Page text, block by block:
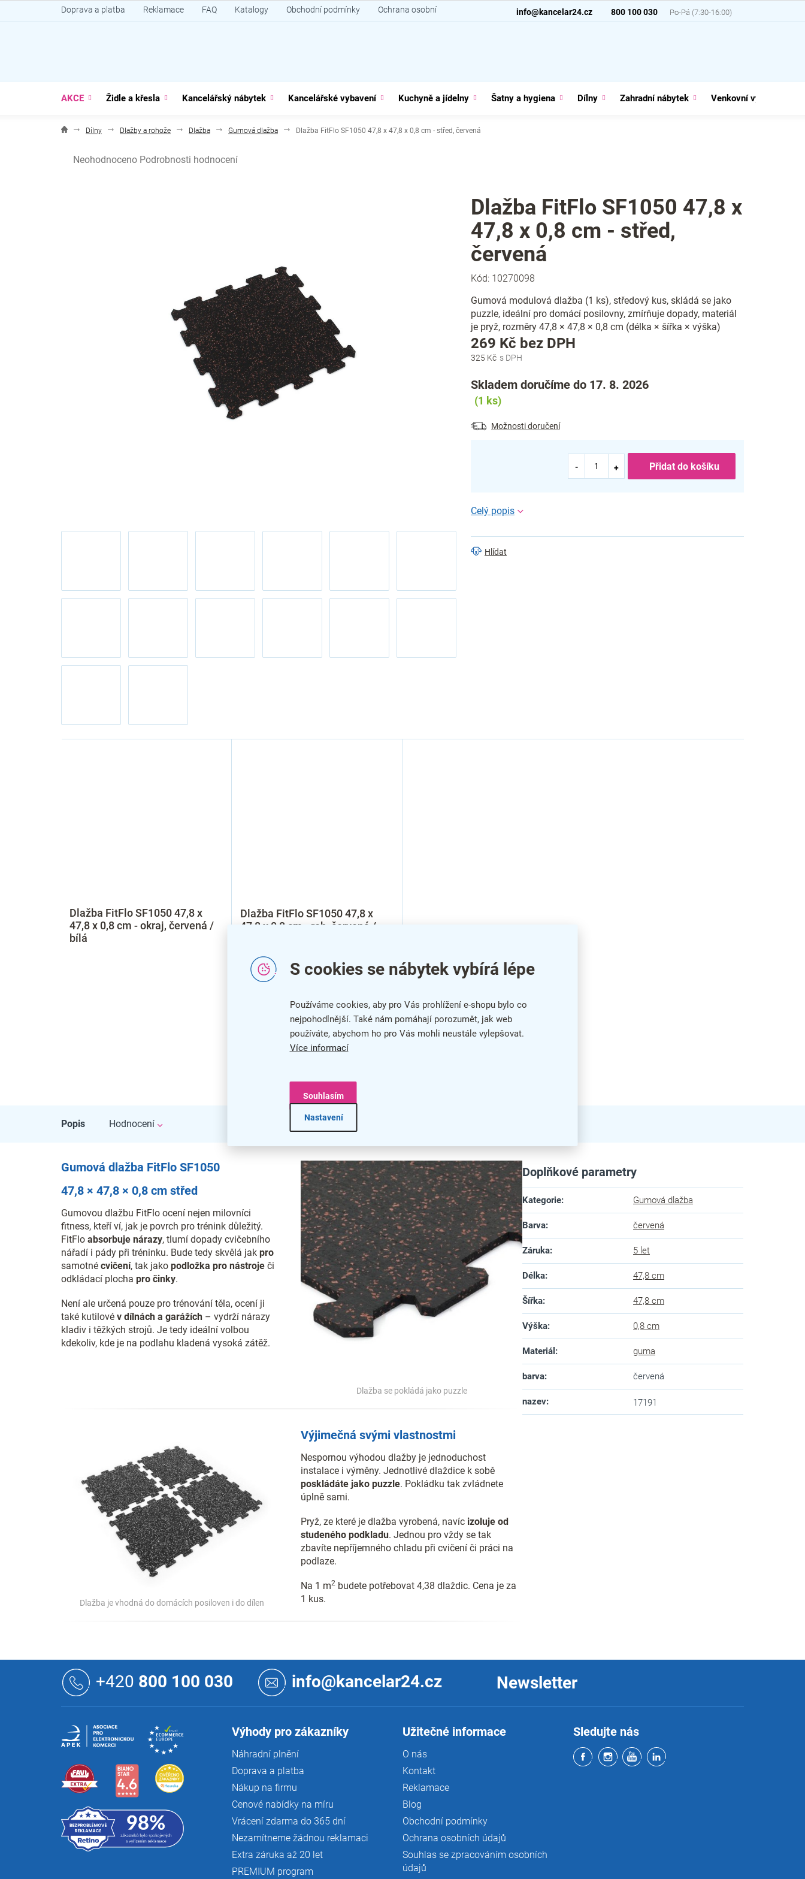
S cookies se nábytek vybírá lépe
Používáme cookies, aby pro Vás prohlížení e-shopu bylo co
nejpohodlnější. Také nám pomáhají porozumět, jak web
používáte, abychom ho pro Vás mohli neustále vylepšovat.
Více informací
Nastavení
Souhlasím
na
800 100 030
info@kancelar24.cz
Doprava a platba Reklamace FAQ Katalogy Obchodní podmínky Ochrana osobních údajů
AKCE Židle a křesla Kancelářský nábytek Kancelářské vybavení Kuchyně a jídelny Šatny a hygiena Dílny Zahradní nábytek Venkovní vybavení
Dílny Dlažby a rohože Dlažba Gumová dlažba Dlažba FitFlo SF1050 47,8 x 47,8 x 0,8 cm - střed, červená
hodnocení
Neohodnoceno Podrobnosti hodnocení
Dlažba FitFlo SF1050 47,8 x
47,8 x 0,8 cm - střed,
červená
Kód: 10270098
Gumová modulová dlažba (1 ks), středový kus, skládá se jako
puzzle, ideální pro domácí posilovny, zmírňuje dopady, materiál
je pryž, rozměry 47,8 × 47,8 × 0,8 cm (délka × šířka × výška)
325 Kč
269 Kč bez DPH
Skladem doručíme do 17. 8. 2026
(1 ks)
Možnosti doručení
Přidat do košíku
Hlídat
Dlažba FitFlo SF1050 47,8 x
47,8 x 0,8 cm - okraj, červená /
bílá
Dlažba FitFlo SF1050 47,8 x
47,8 x 0,8 cm - roh, červená /
Popis Hodnocení
Gumová dlažba FitFlo SF1050
47,8 × 47,8 × 0,8 cm střed
Gumovou dlažbu FitFlo ocení nejen milovníci
fitness, kteří ví, jak je povrch pro trénink důležitý.
FitFlo absorbuje nárazy, tlumí dopady cvičebního
nářadí i pády při tréninku. Bude tedy skvělá jak pro
samotné cvičení, tak jako podložka pro nástroje či
odkládací plocha pro činky.
Není ale určená pouze pro trénování těla, ocení ji
také kutilové v dílnách a garážích – vydrží nárazy
kladiv i těžkých strojů. Je tedy ideální volbou
kdekoliv, kde je na podlahu kladená vysoká zátěž.
Dlažba se pokládá jako puzzle
Dlažba je vhodná do domácích posiloven i do dílen
Výjimečná svými vlastnostmi
Nespornou výhodou dlažby je jednoduchost
instalace i výměny. Jednotlivé dlaždice k sobě
poskládáte jako puzzle. Pokládku tak zvládnete
úplně sami.
Pryž, ze které je dlažba vyrobená, navíc izoluje od
studeného podkladu. Jednou pro vždy se tak
zbavíte nepříjemného chladu při cvičení či práci na
podlaze.
Na 1 m2 budete potřebovat 4,38 dlaždic. Cena je za
1 kus.
Doplňkové parametry
Kategorie: Gumová dlažba
Barva: červená
Záruka: 5 let
Délka: 47,8 cm
Šířka: 47,8 cm
Výška: 0,8 cm
Materiál : guma
barva: červená
nazev: 17191
+420 800 100 030 info@kancelar24.cz Newsletter
Výhody pro zákazníky
Náhradní plnění
Doprava a platba
Nákup na firmu
Cenové nabídky na míru
Vrácení zdarma do 365 dní
Nezamítneme žádnou reklamaci
Extra záruka až 20 let
PREMIUM program
Užitečné informace
O nás
Kontakt
Reklamace
Blog
Obchodní podmínky
Ochrana osobních údajů
Souhlas se zpracováním osobních
údajů
Sledujte nás